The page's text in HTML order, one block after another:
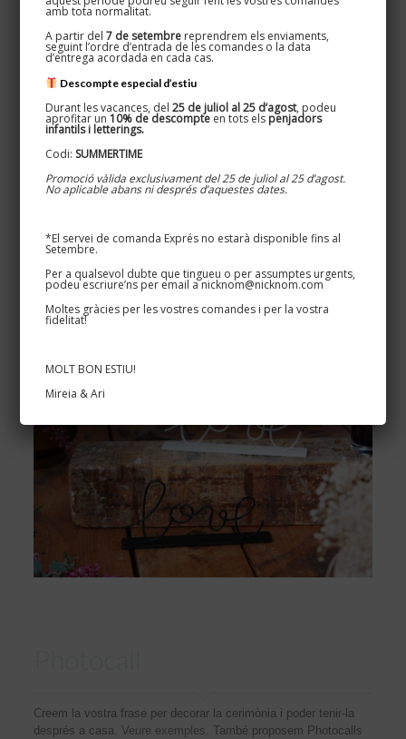
Creem la vostra frase per decorar la cerimònia i poder tenir-la
després a casa. Veure exemples. També proposem Photocalls
amb tota normalitat.
A partir del 7 de setembre reprendrem els enviaments,
seguint l’ordre d’entrada de les comandes o la data
d’entrega acordada en cada cas.
Descompte especial d’estiu
Durant les vacances, del 25 de juliol al 25 d’agost, podeu
aprofitar un 10% de descompte en tots els penjadors
infantils i letterings.
Codi: SUMMERTIME
Promoció vàlida exclusivament del 25 de juliol al 25 d’agost.
No aplicable abans ni després d’aquestes dates.
*El servei de comanda Exprés no estarà disponible fins al
Setembre.
Per a qualsevol dubte que tingueu o per assumptes urgents,
podeu escriure’ns per email a nicknom@nicknom.com
Moltes gràcies per les vostres comandes i per la vostra
fidelitat!
MOLT BON ESTIU!
Mireia & Ari